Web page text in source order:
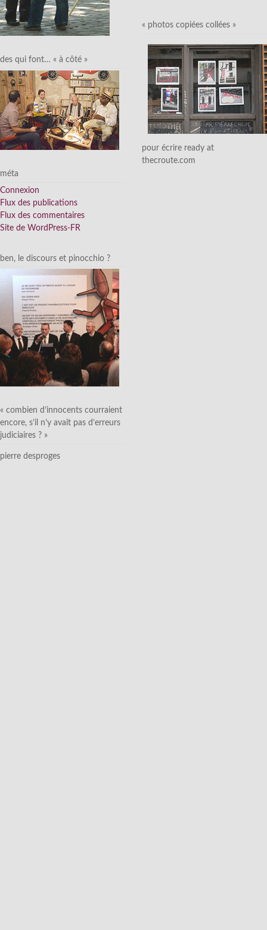
des qui font… « à côté »
méta
Connexion
Flux des publications
Flux des commentaires
Site de WordPress-FR
ben, le discours et pinocchio ?
« combien d’innocents courraient
encore, s’il n’y avait pas d’erreurs
judiciaires ? »
pierre desproges
« photos copiées collées »
pour écrire ready at
thecroute.com